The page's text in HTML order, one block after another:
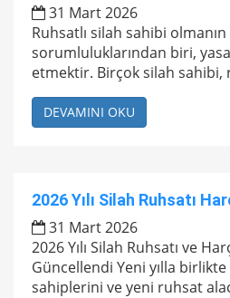
31 Mart 2026
Ruhsatlı silah sahibi
sorumluluklarından biri,
etmektir. Birçok silah sahibi,
DEVAMINI OKU
2026 Yılı Silah Ruhsatı
31 Mart 2026
2026 Yılı Silah Ruhsatı ve
Güncellendi Yeni yılla
sahiplerini ve yeni ruhsat